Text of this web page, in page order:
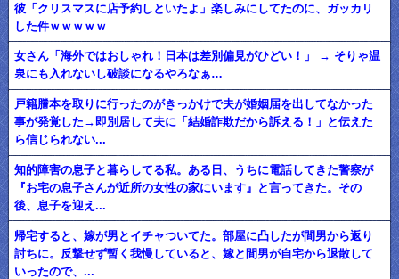
彼「クリスマスに店予約しといたよ」楽しみにしてたのに、ガッカリ
した件ｗｗｗｗｗ
女さん「海外ではおしゃれ！日本は差別偏見がひどい！」 → そりゃ温
泉にも入れないし破談になるやろなぁ…
戸籍謄本を取りに行ったのがきっかけで夫が婚姻届を出してなかった
事が発覚した→即別居して夫に「結婚詐欺だから訴える！」と伝えた
ら信じられない...
知的障害の息子と暮らしてる私。ある日、うちに電話してきた警察が
『お宅の息子さんが近所の女性の家にいます』と言ってきた。その
後、息子を迎え...
帰宅すると、嫁が男とイチャついてた。部屋に凸したが間男から返り
討ちに。反撃せず暫く我慢していると、嫁と間男が自宅から退散して
いったので、...